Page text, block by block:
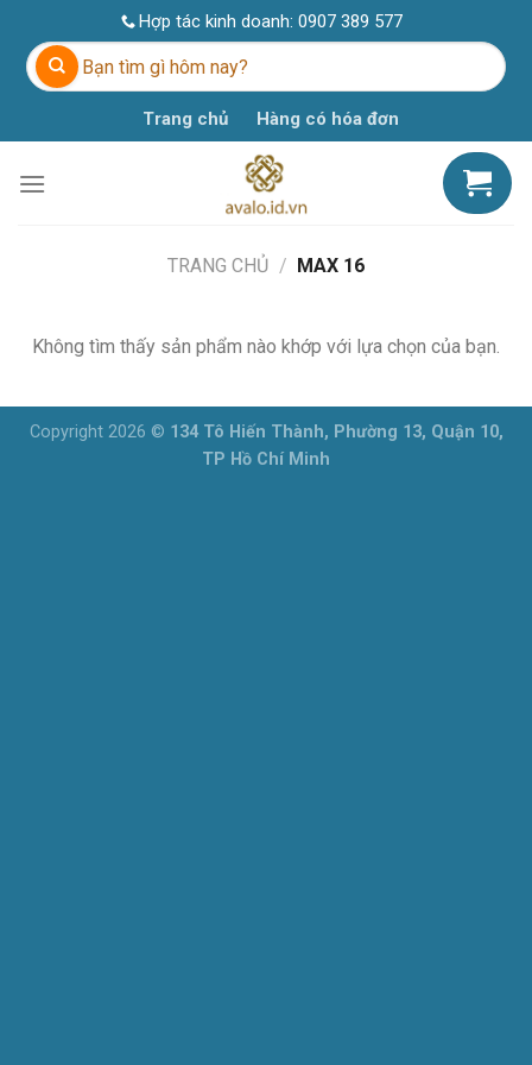
content
Hợp tác kinh doanh: 0907 389 577
Tìm
kiếm:
Trang chủ Hàng có hóa đơn
TRANG CHỦ / MAX 16
Không tìm thấy sản phẩm nào khớp với lựa chọn của bạn.
Copyright 2026 © 134 Tô Hiến Thành, Phường 13, Quận 10,
TP Hồ Chí Minh